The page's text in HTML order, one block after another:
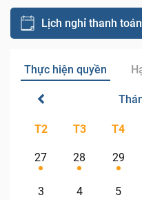
Lịch nghỉ thanh toán
Thực hiện quyền
T2 T3 T4
27 28 29
3 4 5